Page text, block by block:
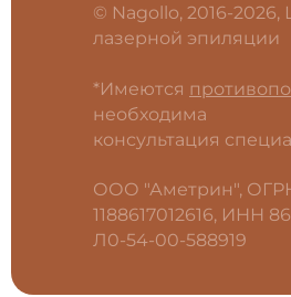
© Nagollo, 2016-2026,
лазерной эпиляции
*Имеются
необходима
консультация
ООО "Аметрин",
1188617012616, ИНН
Л0-54-00-588919